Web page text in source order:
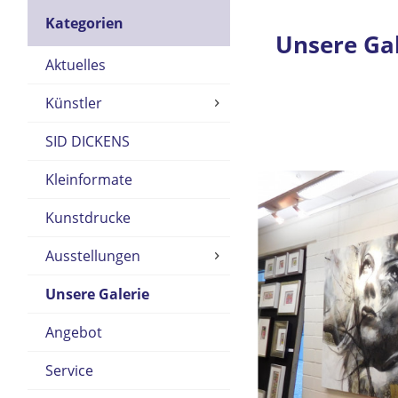
Kategorien
Aktuelles
Künstler
SID DICKENS
Kleinformate
Kunstdrucke
Ausstellungen
Unsere Galerie
Angebot
Service
Unsere